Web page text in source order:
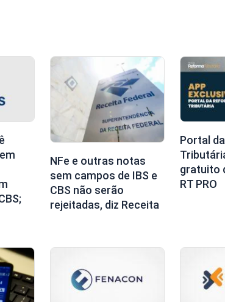
NFe e outras notas
sem campos de IBS e
CBS não serão
rejeitadas, diz Receita
Portal
gratuito
RT PRO